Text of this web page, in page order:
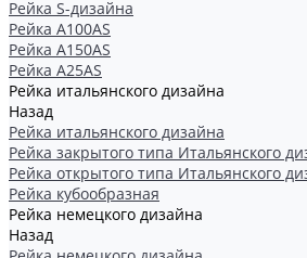
Рейка S-дизайна
Рейка А100АS
Рейка А150АS
Рейка А25АS
Рейка итальянского дизайна
Назад
Рейка итальянского дизайна
Рейка закрытого типа Итальянского
Рейка открытого типа Итальянского
Рейка кубообразная
Рейка немецкого дизайна
Назад